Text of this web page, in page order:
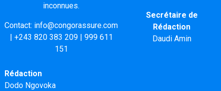
inconnues.
Contact: info@congorassure.com
| +243 820 383 209| 999 611
151
Secrétaire de
Rédaction
Daudi Amin
Rédaction
Dodo Ngovoka